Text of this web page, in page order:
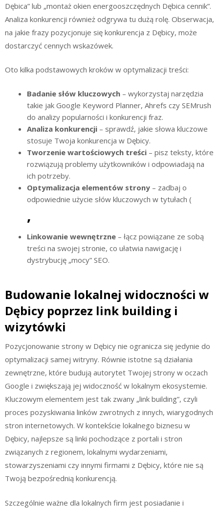
Dębica” lub „montaż okien energooszczędnych Dębica cennik”.
Analiza konkurencji również odgrywa tu dużą rolę. Obserwacja,
na jakie frazy pozycjonuje się konkurencja z Dębicy, może
dostarczyć cennych wskazówek.
Oto kilka podstawowych kroków w optymalizacji treści:
Badanie słów kluczowych – wykorzystaj narzędzia
takie jak Google Keyword Planner, Ahrefs czy SEMrush
do analizy popularności i konkurencji fraz.
Analiza konkurencji – sprawdź, jakie słowa kluczowe
stosuje Twoja konkurencja w Dębicy.
Tworzenie wartościowych treści – pisz teksty, które
rozwiązują problemy użytkowników i odpowiadają na
ich potrzeby.
Optymalizacja elementów strony – zadbaj o
odpowiednie użycie słów kluczowych w tytułach (
,
Linkowanie wewnętrzne – łącz powiązane ze sobą
treści na swojej stronie, co ułatwia nawigację i
dystrybucję „mocy” SEO.
Budowanie lokalnej widoczności w
Dębicy poprzez link building i
wizytówki
Pozycjonowanie strony w Dębicy nie ogranicza się jedynie do
optymalizacji samej witryny. Równie istotne są działania
zewnętrzne, które budują autorytet Twojej strony w oczach
Google i zwiększają jej widoczność w lokalnym ekosystemie.
Kluczowym elementem jest tak zwany „link building”, czyli
proces pozyskiwania linków zwrotnych z innych, wiarygodnych
stron internetowych. W kontekście lokalnego biznesu w
Dębicy, najlepsze są linki pochodzące z portali i stron
związanych z regionem, lokalnymi wydarzeniami,
stowarzyszeniami czy innymi firmami z Dębicy, które nie są
Twoją bezpośrednią konkurencją.
Szczególnie ważne dla lokalnych firm jest posiadanie i